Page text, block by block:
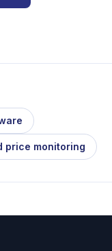
price monitoring